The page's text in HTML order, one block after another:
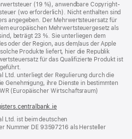
(19 %), anwendbare Copyright-
(wo erforderlich). Nicht enthalten sind
angegeben. Der Mehrwertsteuersatz für
europäischen Mehrwertsteuergesetz als
beträgt 23 %. Sie unterliegen dem
oder der Region, aus dem/aus der Apple
Produkte liefert, hier die Republik
für das Qualifizierte Produkt ist
Ltd. unterliegt der Regulierung durch die
Genehmigung, ihre Dienste in bestimmten
(Europäischer Wirtschaftsraum)
Ltd. ist beim deutschen
Nummer DE 93597216 als Hersteller